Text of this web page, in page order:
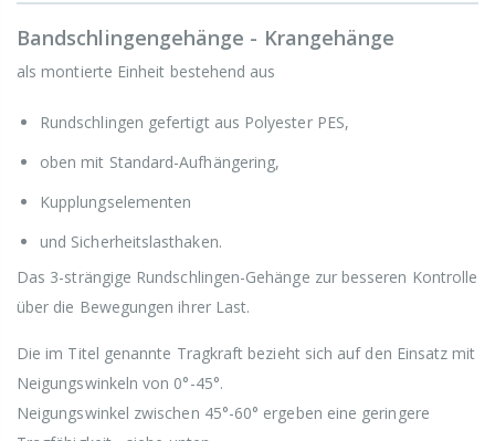
Bandschlingengehänge - Krangehänge
als montierte Einheit bestehend aus
Rundschlingen gefertigt aus Polyester PES,
oben mit Standard-Aufhängering,
Kupplungselementen
und Sicherheitslasthaken.
Das 3-strängige Rundschlingen-Gehänge zur besseren Kontrolle
über die Bewegungen ihrer Last.
Die im Titel genannte Tragkraft bezieht sich auf den Einsatz mit
Neigungswinkeln von 0°-45°.
Neigungswinkel zwischen 45°-60° ergeben eine geringere